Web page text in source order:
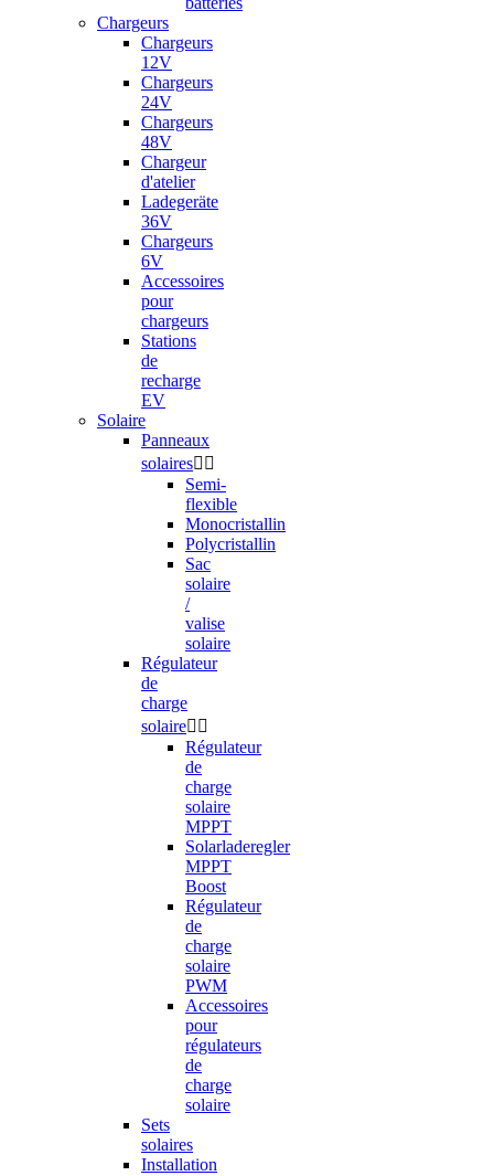
Chargeurs
Chargeurs
12V
Chargeurs
24V
Chargeurs
48V
Chargeur
d'atelier
Ladegeräte
36V
Chargeurs
6V
Accessoires
pour
chargeurs
Stations
de
recharge
EV
Solaire
Panneaux
solaires 
Semi-
flexible
Monocristallin
Polycristallin
Sac
solaire
/
valise
solaire
Régulateur
de
charge
solaire 
Régulateur
de
charge
solaire
MPPT
Solarladeregler
MPPT
Boost
Régulateur
de
charge
solaire
PWM
Accessoires
pour
régulateurs
de
charge
solaire
Sets
solaires
Installation